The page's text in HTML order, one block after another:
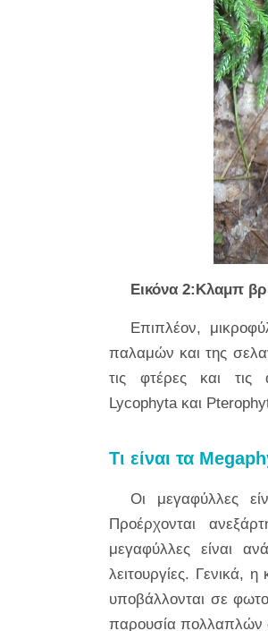
Εικόνα 2:Κλαμπ
Επιπλέον,
παλαμών και της
τις φτέρες και
Lycophyta και
Τι είναι τα
Οι μεγαφύλλες
Προέρχονται
μεγαφύλλες είναι
λειτουργίες. Γενικά,
υποβάλλονται σε
παρουσία πολλαπλών